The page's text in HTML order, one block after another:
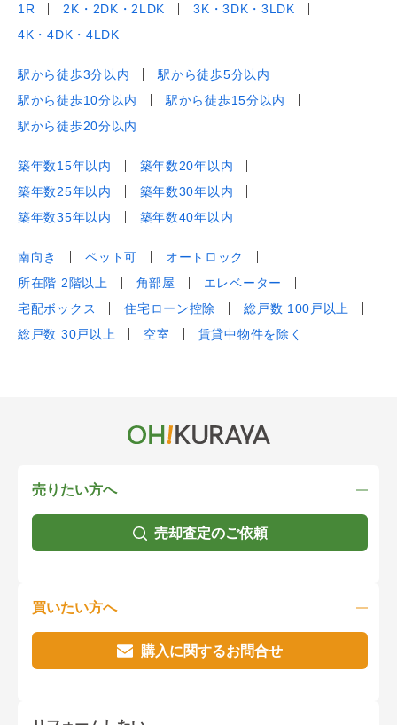
1R 2K・2DK・2LDK
3K・3DK・3LDK
4K・4DK・4LDK
駅から徒歩3分以内
駅から徒歩5分以内
駅から徒歩10分以内
駅から徒歩15分以内
駅から徒歩20分以内
築年数15年以内
築年数20年以内
築年数25年以内
築年数30年以内
築年数35年以内
築年数40年以内
南向き ペット可
オートロック
所在階 2階以上
角部屋
エレベーター
宅配ボックス
住宅ローン控除
総戸数 100戸以上
総戸数 30戸以上
空室 賃貸中物件を除く
売りたい方へ
売却査定のご依頼
買いたい方へ
購入に関するお問合せ